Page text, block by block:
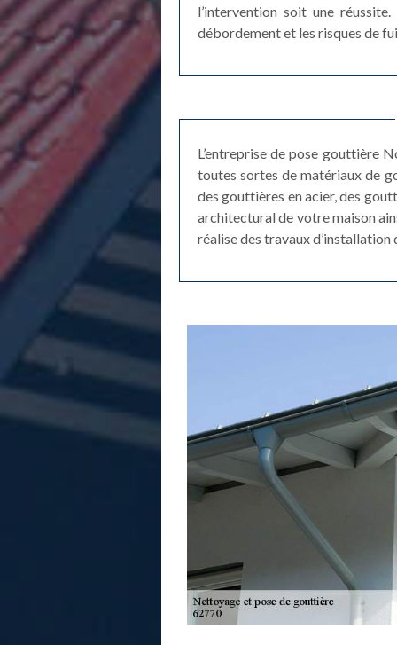
l’intervention soit une
débordement et les risques de
L’entreprise de pose gouttière
toutes sortes de matériaux de
des gouttières en acier, des
architectural de votre maison
réalise des travaux